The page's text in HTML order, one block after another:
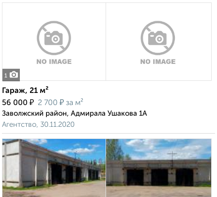
1
Гараж, 21 м²
56 000 ₽ 2 700 ₽ за м²
Заволжский район, Адмирала Ушакова 1А
Агентство, 30.11.2020